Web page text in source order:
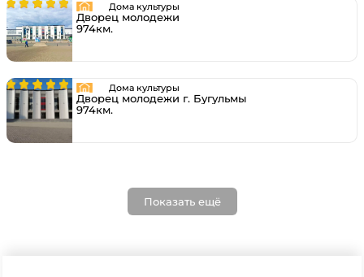
Дома культуры
Дворец молодежи
974км.
Дома культуры
Дворец молодежи г. Бугульмы
974км.
Показать ещё